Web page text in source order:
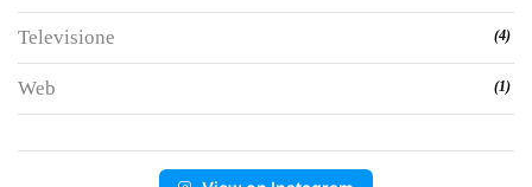
Televisione (4)
Web (1)